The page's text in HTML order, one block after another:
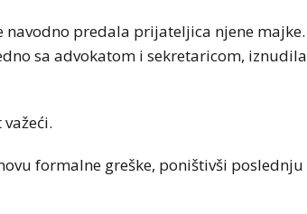
predala prijateljica njene majke.
sa advokatom i sekretaricom, iznudila
formalne greške, poništivši poslednju